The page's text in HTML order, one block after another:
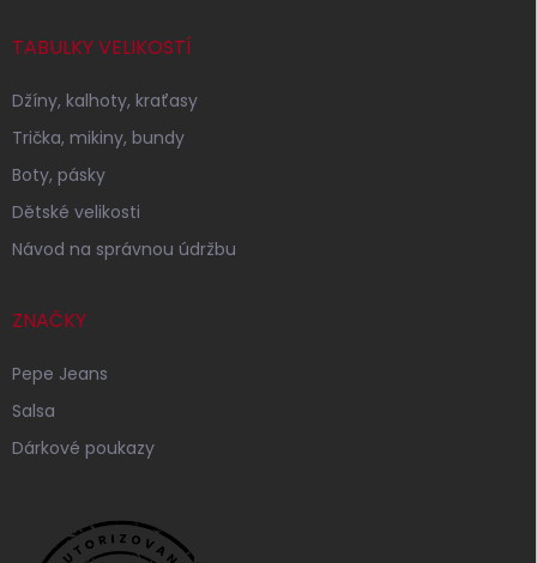
TABULKY VELIKOSTÍ
Džíny, kalhoty, kraťasy
Trička, mikiny, bundy
Boty, pásky
Dětské velikosti
Návod na správnou údržbu
ZNAČKY
Pepe Jeans
Salsa
Dárkové poukazy